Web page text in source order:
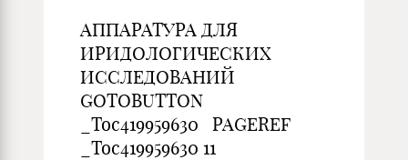
АППАРАТУРА ДЛЯ
ИРИДОЛОГИЧЕСКИХ
ИССЛЕДОВАНИЙ
GOTOBUTTON
_Toc419959630 PAGEREF
_Toc419959630 11